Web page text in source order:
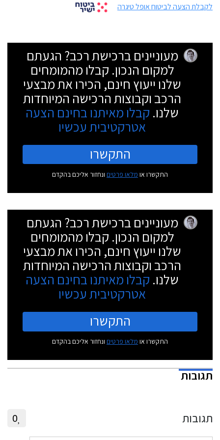
לקבלת הצעה לביטוח אופל טיגרה
מעוניינים ברכישת רכב? הגעתם
למקום הנכון. קבלו מהמומחים
שלנו ייעוץ חינם, הכירו את מבצעי
הרכב וקבוצות הרכישה המיוחדות
שלנו. קבלו מאיתנו בחינם הצעה
אטרקטיבית עכשיו
התקשרו
התקשרו או מלאו פרטים ונחזור אליכם בהקדם
מעוניינים ברכישת רכב? הגעתם
למקום הנכון. קבלו מהמומחים
שלנו ייעוץ חינם, הכירו את מבצעי
הרכב וקבוצות הרכישה המיוחדות
שלנו. קבלו מאיתנו בחינם הצעה
אטרקטיבית עכשיו
התקשרו
התקשרו או מלאו פרטים ונחזור אליכם בהקדם
תגובות
תגובות 0